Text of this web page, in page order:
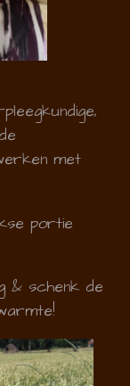
met
portie
& schenk de